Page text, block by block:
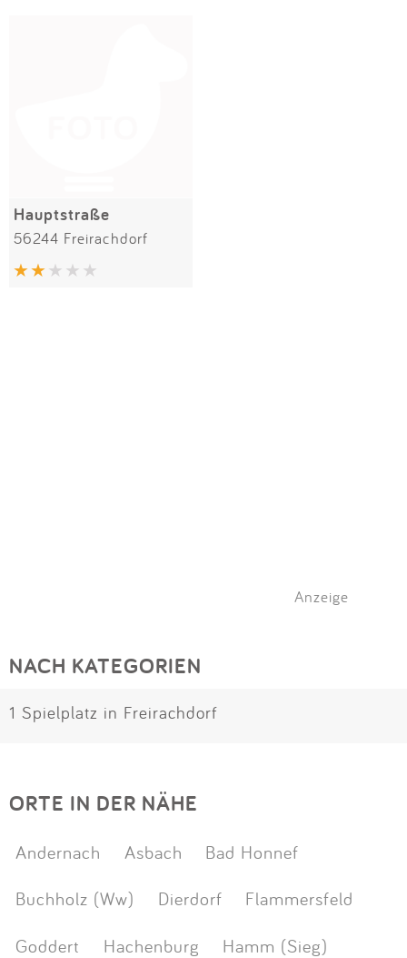
Hauptstraße
56244 Freirachdorf
Anzeige
NACH KATEGORIEN
1 Spielplatz in Freirachdorf
ORTE IN DER NÄHE
Andernach Asbach
Bad Honnef
Buchholz (Ww)
Dierdorf
Flammersfeld
Goddert
Hachenburg
Hamm (Sieg)